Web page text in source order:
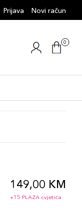
Prijava Novi račun
0
149,00 KM
+15 PLAZA cvjetića